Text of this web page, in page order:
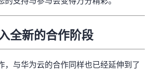
全新的合作阶段
与华为云的合作同样也已经延伸到了